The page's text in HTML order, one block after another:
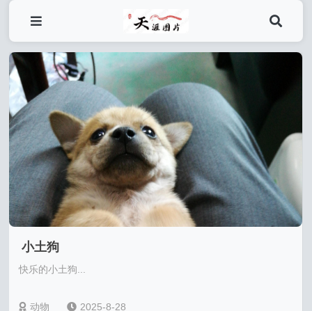
小土狗
快乐的小土狗...
动物 2025-8-28